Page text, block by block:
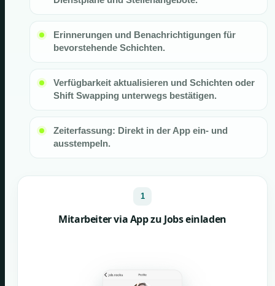
Erinnerungen und Benachrichtigungen für
bevorstehende Schichten.
Verfügbarkeit aktualisieren und Schichten oder
Shift Swapping unterwegs bestätigen.
Zeiterfassung: Direkt in der App ein- und
ausstempeln.
1
Mitarbeiter via App zu Jobs einladen